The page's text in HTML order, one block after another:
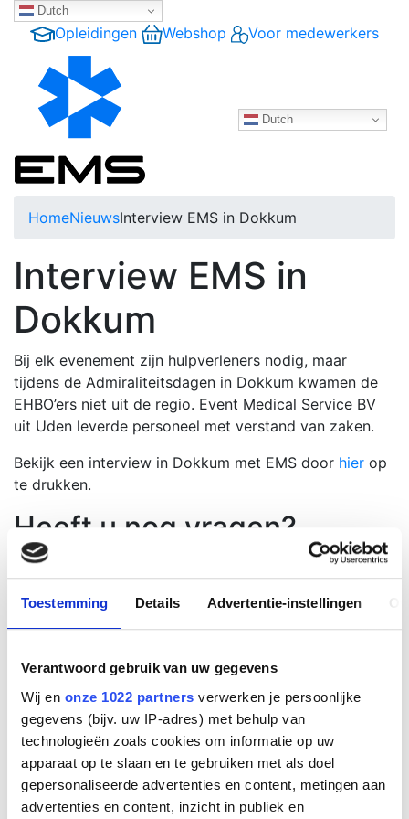
Toestemming Details Advertentie-instellingen
Verantwoord gebruik van uw gegevens
Wij en onze 1022 partners verwerken je persoonlijke
gegevens (bijv. uw IP-adres) met behulp van
technologieën zoals cookies om informatie op uw
apparaat op te slaan en te gebruiken met als doel
gepersonaliseerde advertenties en content, metingen aan
advertenties en content, inzicht in publiek en
Dutch
Opleidingen Webshop Voor medewerkers
Dutch
HomeNieuwsInterview EMS in Dokkum
Interview EMS in
Dokkum
Bij elk evenement zijn hulpverleners nodig, maar
tijdens de Admiraliteitsdagen in Dokkum kwamen de
EHBO’ers niet uit de regio. Event Medical Service BV
uit Uden leverde personeel met verstand van zaken.
Bekijk een interview in Dokkum met EMS door hier op
te drukken.
Heeft u nog vragen?
Neem dan gerust contact met ons op en u wordt zo
0413-332152 info@ems.nl Vraag offerte aan
Betrouwbare, deskundige en representatieve
medewerkers
Alles geregeld: van aanvraag tot evaluatie
Brandwachten op evenementen
Verhuur
Horse events